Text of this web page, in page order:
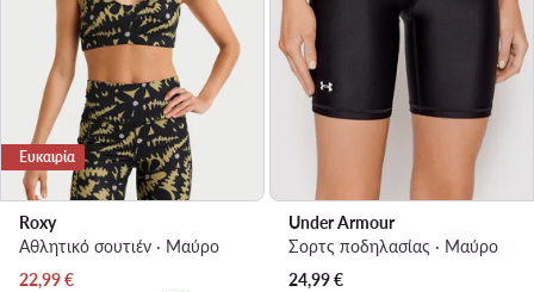
Ευκαιρία
Roxy
Αθλητικό σουτιέν · Μαύρο
Τρέχουσα τιμή
22,99€
Under Armour
Σορτς ποδηλασίας · Μαύρο
24,99€